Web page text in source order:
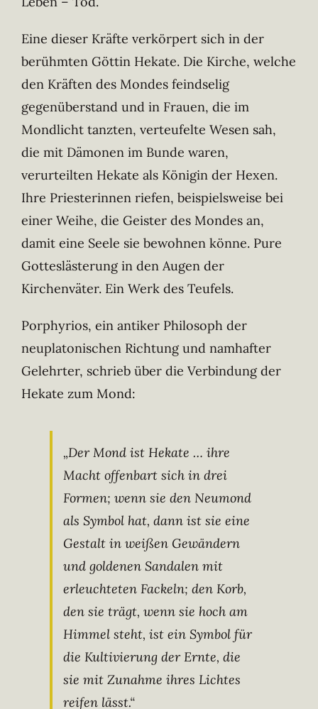
Eine dieser Kräfte verkörpert sich in der
berühmten Göttin Hekate. Die Kirche, welche
den Kräften des Mondes feindselig
gegenüberstand und in Frauen, die im
Mondlicht tanzten, verteufelte Wesen sah,
die mit Dämonen im Bunde waren,
verurteilten Hekate als Königin der Hexen.
Ihre Priesterinnen riefen, beispielsweise bei
einer Weihe, die Geister des Mondes an,
damit eine Seele sie bewohnen könne. Pure
Gotteslästerung in den Augen der
Kirchenväter. Ein Werk des Teufels.
Porphyrios, ein antiker Philosoph der
neuplatonischen Richtung und namhafter
Gelehrter, schrieb über die Verbindung der
Hekate zum Mond:
„Der Mond ist Hekate … ihre
Macht offenbart sich in drei
Formen; wenn sie den Neumond
als Symbol hat, dann ist sie eine
Gestalt in weißen Gewändern
und goldenen Sandalen mit
erleuchteten Fackeln; den Korb,
den sie trägt, wenn sie hoch am
Himmel steht, ist ein Symbol für
die Kultivierung der Ernte, die
sie mit Zunahme ihres Lichtes
reifen lässt.“